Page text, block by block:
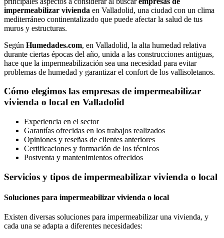
impermeabilizar vivienda en Valladolid, una ciudad con un clima
mediterráneo continentalizado que puede afectar la salud de tus
muros y estructuras.
Según Humedades.com, en Valladolid, la alta humedad relativa
durante ciertas épocas del año, unida a las construcciones antiguas,
hace que la impermeabilización sea una necesidad para evitar
problemas de humedad y garantizar el confort de los vallisoletanos.
Cómo elegimos las empresas de impermeabilizar
vivienda o local en Valladolid
Experiencia en el sector
Garantías ofrecidas en los trabajos realizados
Opiniones y reseñas de clientes anteriores
Certificaciones y formación de los técnicos
Postventa y mantenimientos ofrecidos
Servicios y tipos de impermeabilizar vivienda o local
Soluciones para impermeabilizar vivienda o local
Existen diversas soluciones para impermeabilizar una vivienda, y
cada una se adapta a diferentes necesidades: